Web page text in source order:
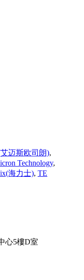
迈斯欧司朗),
Technology,
海力士), TE
心5樓D室